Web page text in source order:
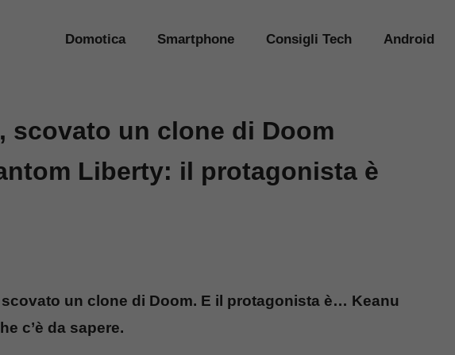
Domotica Smartphone Consigli Tech Android
scovato un clone di Doom
Liberty: il protagonista è
un clone di Doom. E il protagonista è… Keanu
c’è da sapere.